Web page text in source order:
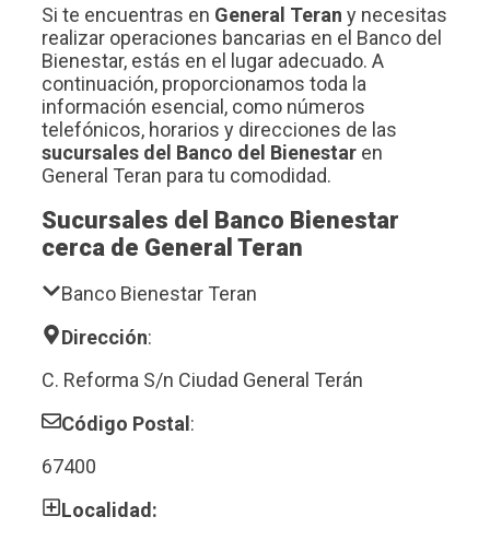
Si te encuentras en General Teran y necesitas
realizar operaciones bancarias en el Banco del
Bienestar, estás en el lugar adecuado. A
continuación, proporcionamos toda la
información esencial, como números
telefónicos, horarios y direcciones de las
sucursales del Banco del Bienestar en
General Teran para tu comodidad.
Sucursales del Banco Bienestar
cerca de General Teran
Banco Bienestar Teran
Dirección:
C. Reforma S/n Ciudad General Terán
Código Postal :
67400
Localidad: